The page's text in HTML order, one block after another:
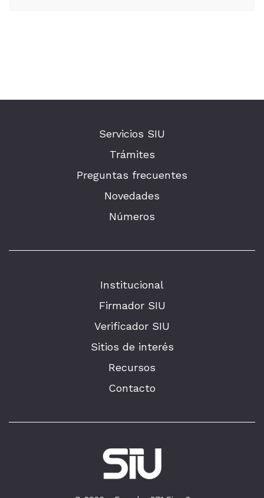
Servicios SIU
Trámites
Preguntas frecuentes
Novedades
Números
Institucional
Firmador SIU
Verificador SIU
Sitios de interés
Recursos
Contacto